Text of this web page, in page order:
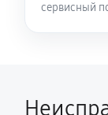
сервисный